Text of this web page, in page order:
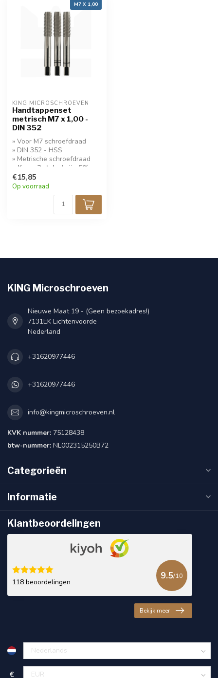
M7 X 1,00
KING MICROSCHROEVEN
Handtappenset
metrisch M7 x 1,00 -
DIN 352
» Voor M7 schroefdraad
» DIN 352 - HSS
» Metrische schroefdraad
» Koop 2 stuks krijg 5%
korting!
€15,85
Op voorraad
KING Microschroeven
Nieuwe Maat 19 - (Geen bezoekadres!)
7131EK Lichtenvoorde
Nederland
+31620977446
+31620977446
info@kingmicroschroeven.nl
KVK nummer: 75128438
btw-nummer: NL002315250B72
Categorieën
Informatie
Klantbeoordelingen
118 beoordelingen
9.5/10
Bekijk meer
€